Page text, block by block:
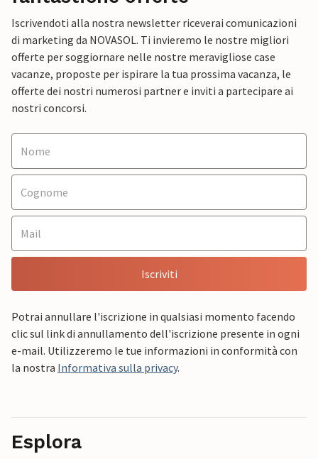
Iscrivendoti alla nostra newsletter riceverai comunicazioni
di marketing da NOVASOL. Ti invieremo le nostre migliori
offerte per soggiornare nelle nostre meravigliose case
vacanze, proposte per ispirare la tua prossima vacanza, le
offerte dei nostri numerosi partner e inviti a partecipare ai
nostri concorsi.
Iscriviti
Potrai annullare l'iscrizione in qualsiasi momento facendo
clic sul link di annullamento dell'iscrizione presente in ogni
e-mail. Utilizzeremo le tue informazioni in conformità con
la nostra Informativa sulla privacy.
Esplora